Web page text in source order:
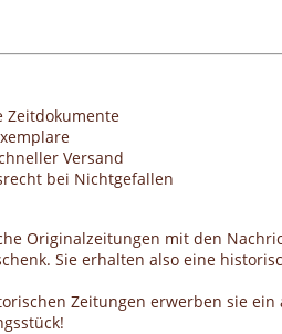
Zeitdokumente
Versand
bei Nichtgefallen
Originalzeitungen mit den
Sie erhalten also eine
Zeitungen erwerben sie